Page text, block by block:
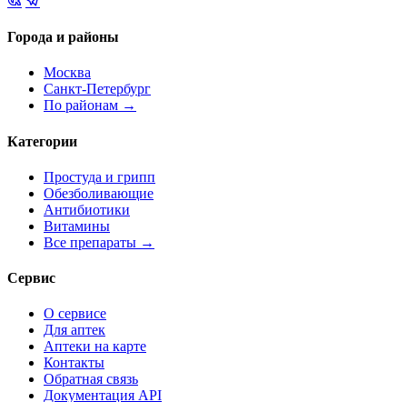
Города и районы
Москва
Санкт-Петербург
По районам →
Категории
Простуда и грипп
Обезболивающие
Антибиотики
Витамины
Все препараты →
Сервис
О сервисе
Для аптек
Аптеки на карте
Контакты
Обратная связь
Документация API